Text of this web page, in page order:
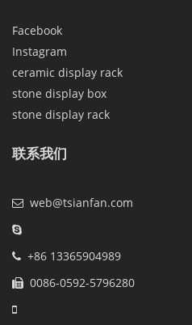
Facebook
Instagram
ceramic display rack
stone display box
stone display rack
联系我们
web@tsianfan.com
+86 13365904989
0086-0592-5796280